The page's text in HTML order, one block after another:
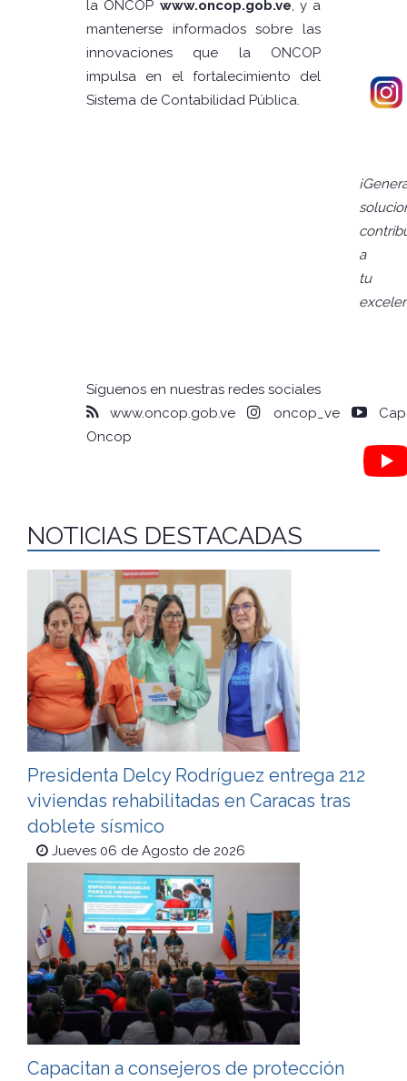
la ONCOP www.oncop.gob.ve, y a
mantenerse informados sobre las
innovaciones que la ONCOP
impulsa en el fortalecimiento del
Sistema de Contabilidad Pública.
a
tu
Síguenos en nuestras redes sociales
www.oncop.gob.ve
oncop_ve
Oncop
NOTICIAS DESTACADAS
Presidenta Delcy Rodríguez entrega 212
viviendas rehabilitadas en Caracas tras
doblete sísmico
Jueves 06 de Agosto de 2026
Capacitan a consejeros de protección